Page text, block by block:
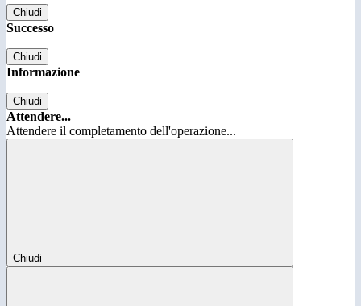
Chiudi
Successo
Chiudi
Informazione
Chiudi
Attendere...
Attendere il completamento dell'operazione...
Chiudi